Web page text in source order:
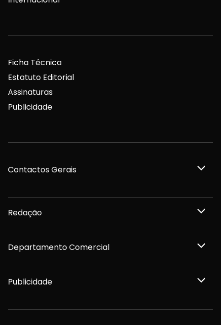
Ficha Técnica
Estatuto Editorial
Assinaturas
Publicidade
Contactos Gerais
Redação
Departamento Comercial
Publicidade